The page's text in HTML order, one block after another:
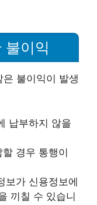
불이익
불이익이 발생
납부하지 않을
경우 통행이
보가 신용정보에
끼칠 수 있습니